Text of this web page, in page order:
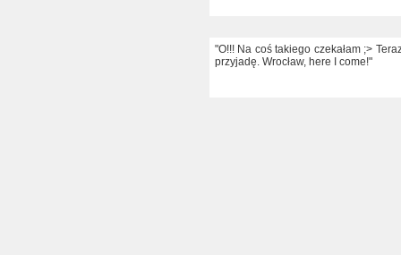
"O!!! Na coś takiego czekałam ;>
przyjadę. Wrocław, here I come!"